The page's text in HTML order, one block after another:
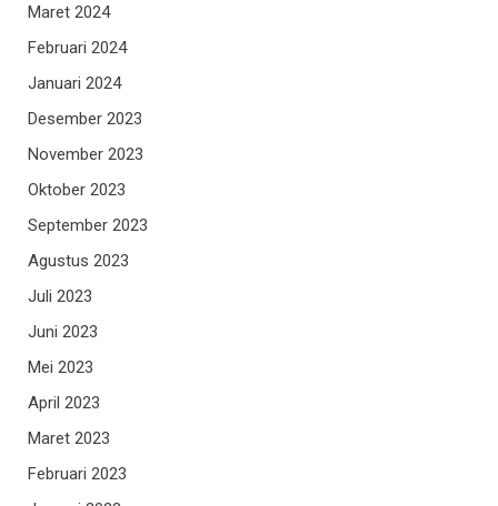
Maret 2024
Februari 2024
Januari 2024
Desember 2023
November 2023
Oktober 2023
September 2023
Agustus 2023
Juli 2023
Juni 2023
Mei 2023
April 2023
Maret 2023
Februari 2023